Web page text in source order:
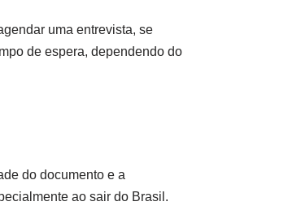
uma entrevista, se
de espera, dependendo do
do documento e a
ao sair do Brasil.